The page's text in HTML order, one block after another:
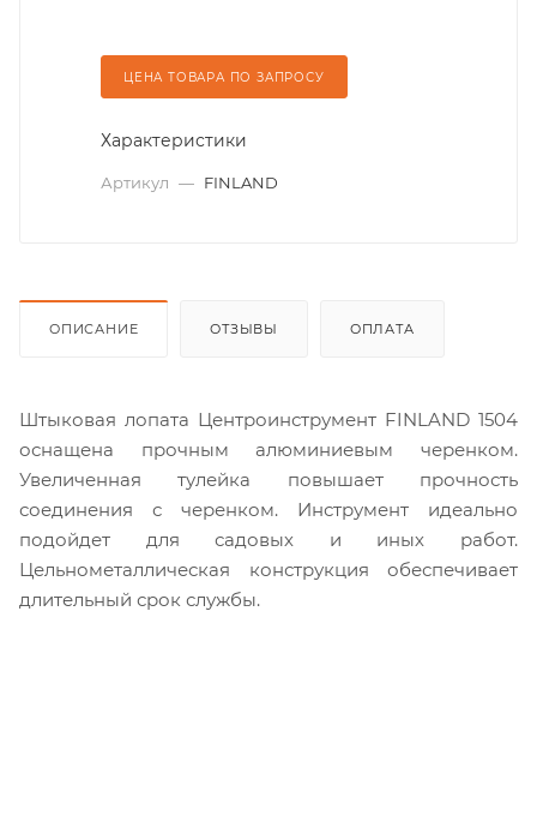
ЦЕНА ТОВАРА ПО ЗАПРОСУ
Характеристики
Артикул — FINLAND
ОПИСАНИЕ ОТЗЫВЫ ОПЛАТА
Штыковая лопата Центроинструмент FINLAND 1504
оснащена прочным алюминиевым черенком.
Увеличенная тулейка повышает прочность
соединения с черенком. Инструмент идеально
подойдет для садовых и иных работ.
Цельнометаллическая конструкция обеспечивает
длительный срок службы.